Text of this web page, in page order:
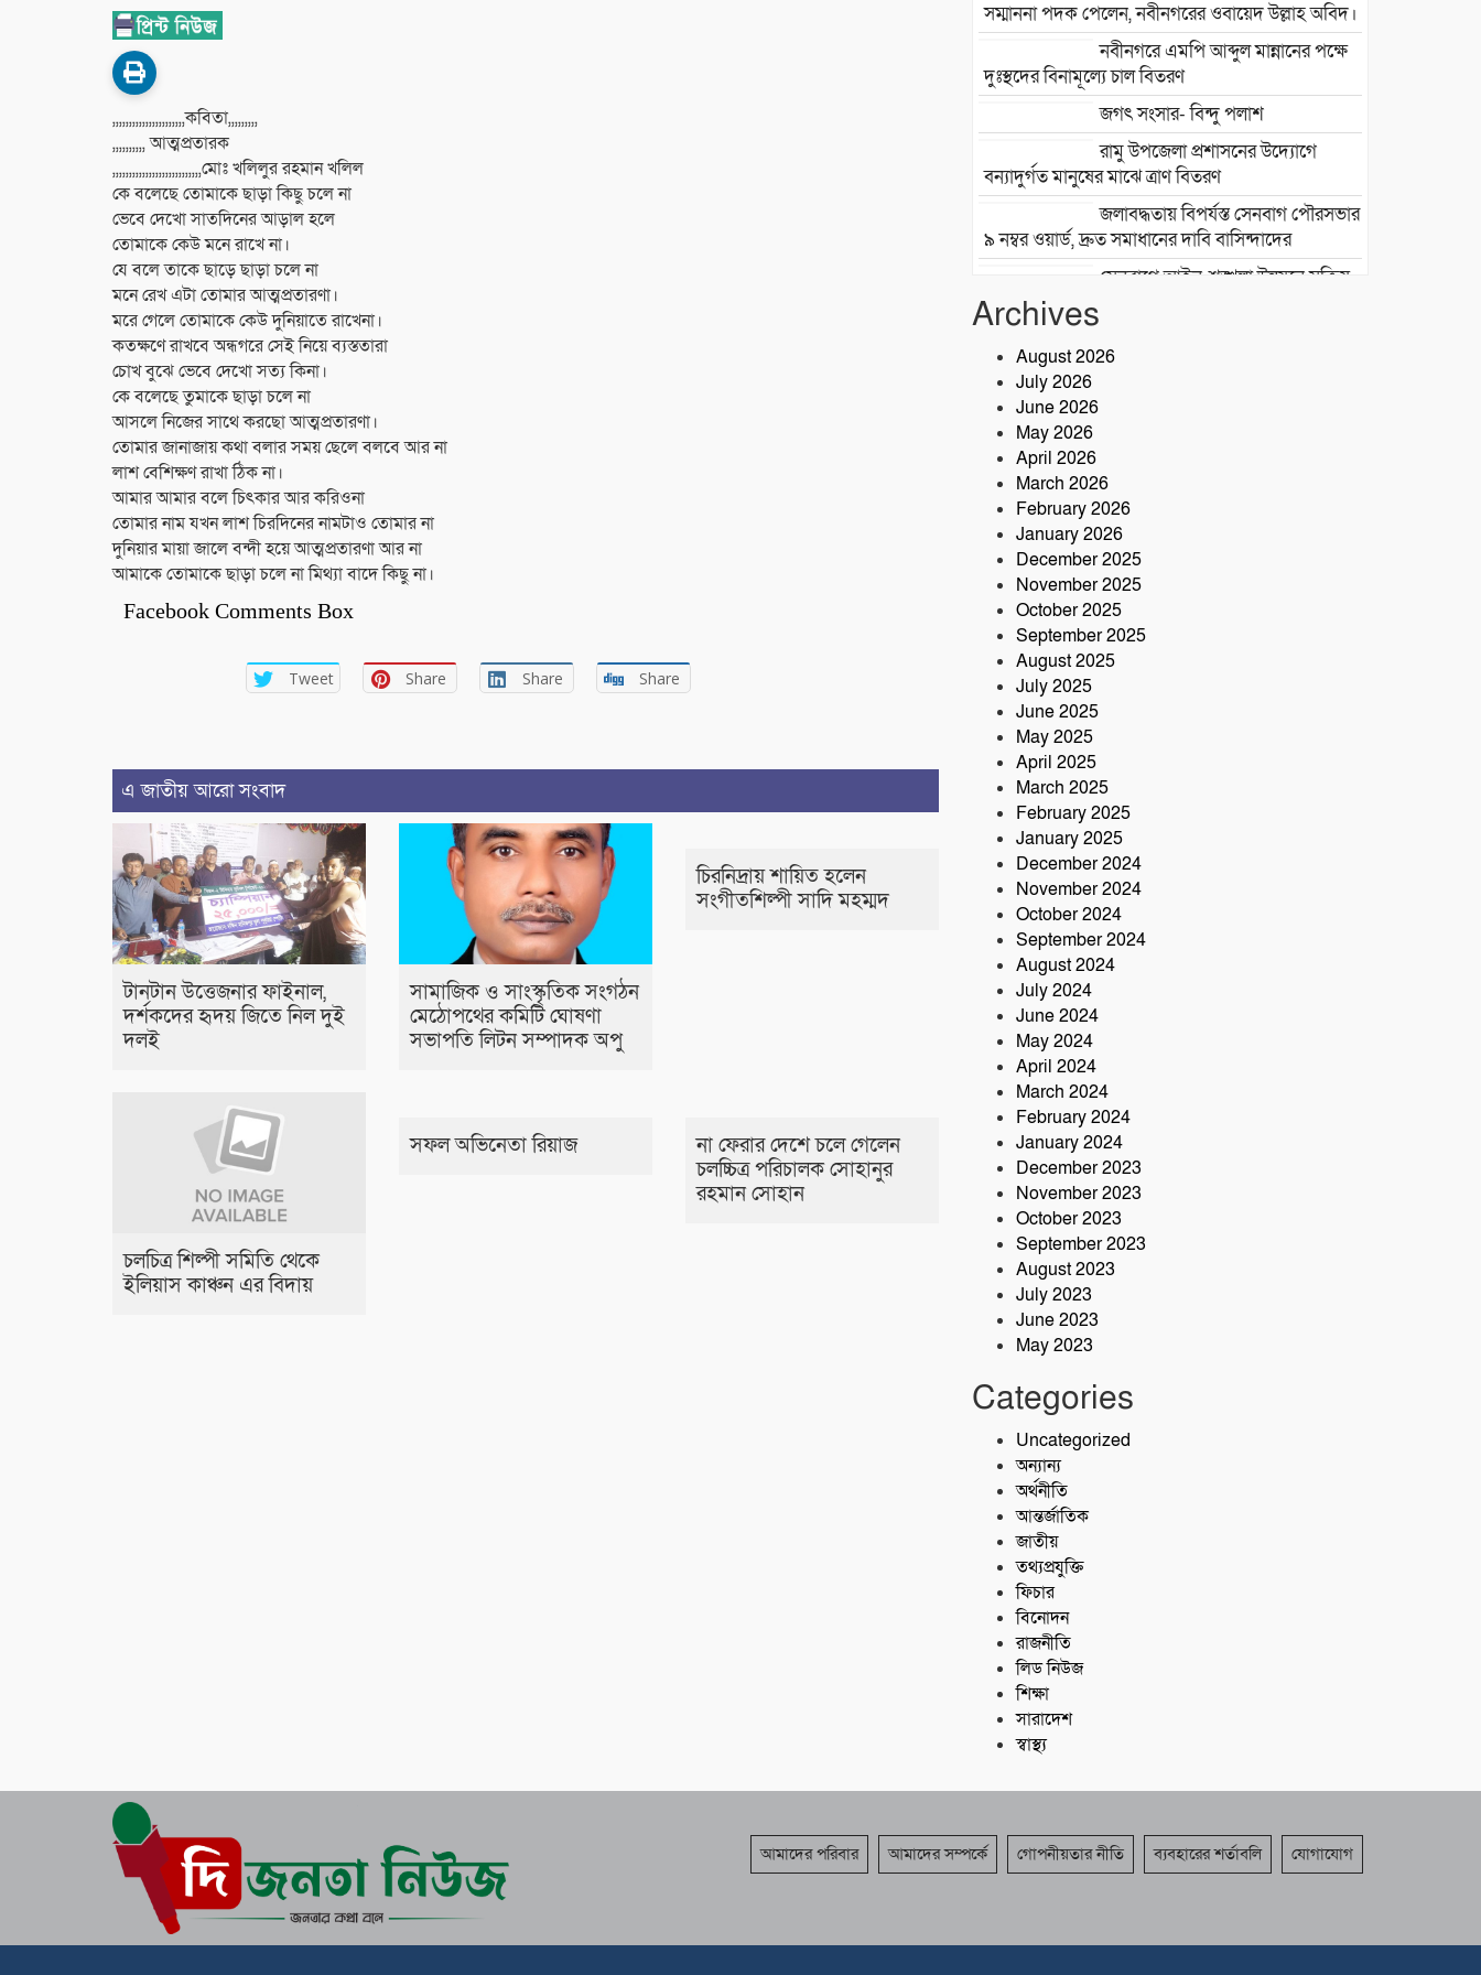
,,,,,,,,,,,,,,,,,,,,,,কবিতা,,,,,,,,,
,,,,,,,,,, আত্মপ্রতারক
,,,,,,,,,,,,,,,,,,,,,,,,,,,মোঃ খলিলুর রহমান খলিল
কে বলেছে তোমাকে ছাড়া কিছু চলে না
ভেবে দেখো সাতদিনের আড়াল হলে
তোমাকে কেউ মনে রাখে না।
যে বলে তাকে ছাড়ে ছাড়া চলে না
মনে রেখ এটা তোমার আত্মপ্রতারণা।
মরে গেলে তোমাকে কেউ দুনিয়াতে রাখেনা।
কতক্ষণে রাখবে অন্ধগরে সেই নিয়ে ব্যস্ততারা
চোখ বুঝে ভেবে দেখো সত্য কিনা।
কে বলেছে তুমাকে ছাড়া চলে না
আসলে নিজের সাথে করছো আত্মপ্রতারণা।
তোমার জানাজায় কথা বলার সময় ছেলে বলবে আর না
লাশ বেশিক্ষণ রাখা ঠিক না।
আমার আমার বলে চিৎকার আর করিওনা
তোমার নাম যখন লাশ চিরদিনের নামটাও তোমার না
দুনিয়ার মায়া জালে বন্দী হয়ে আত্মপ্রতারণা আর না
আমাকে তোমাকে ছাড়া চলে না মিথ্যা বাদে কিছু না।
Facebook Comments Box
Tweet Share Share Share
এ জাতীয় আরো সংবাদ
টানটান উত্তেজনার ফাইনাল,
দর্শকদের হৃদয় জিতে নিল দুই
দলই
সামাজিক ও সাংস্কৃতিক সংগঠন
মেঠোপথের কমিটি ঘোষণা
সভাপতি লিটন সম্পাদক অপু
চিরনিদ্রায় শায়িত হলেন
সংগীতশিল্পী সাদি মহম্মদ
চলচিত্র শিল্পী সমিতি থেকে
ইলিয়াস কাঞ্চন এর বিদায়
সফল অভিনেতা রিয়াজ
না ফেরার দেশে চলে গেলেন
চলচ্চিত্র পরিচালক সোহানুর
রহমান সোহান
সম্মাননা পদক পেলেন, নবীনগরের ওবায়েদ উল্লাহ অবিদ।
নবীনগরে এমপি আব্দুল মান্নানের পক্ষে
দুঃস্থদের বিনামূল্যে চাল বিতরণ
জগৎ সংসার- বিন্দু পলাশ
রামু উপজেলা প্রশাসনের উদ্যোগে
বন্যাদুর্গত মানুষের মাঝে ত্রাণ বিতরণ
জলাবদ্ধতায় বিপর্যস্ত সেনবাগ পৌরসভার
৯ নম্বর ওয়ার্ড, দ্রুত সমাধানের দাবি বাসিন্দাদের
সেনবাগে আইন-শৃঙ্খলা উন্নয়নে সক্রিয়
পুলিশ, নেতৃত্বে ওসি আবদুর রহিম
লোকনাথ ধামে ১৫ দিনব্যাপী তারকব্রহ্ম
Archives
August 2026
July 2026
June 2026
May 2026
April 2026
March 2026
February 2026
January 2026
December 2025
November 2025
October 2025
September 2025
August 2025
July 2025
June 2025
May 2025
April 2025
March 2025
February 2025
January 2025
December 2024
November 2024
October 2024
September 2024
August 2024
July 2024
June 2024
May 2024
April 2024
March 2024
February 2024
January 2024
December 2023
November 2023
October 2023
September 2023
August 2023
July 2023
June 2023
May 2023
Categories
Uncategorized
অন্যান্য
অর্থনীতি
আন্তর্জাতিক
জাতীয়
তথ্যপ্রযুক্তি
ফিচার
বিনোদন
রাজনীতি
লিড নিউজ
শিক্ষা
সারাদেশ
স্বাস্থ্য
আমাদের পরিবার আমাদের সম্পর্কে গোপনীয়তার নীতি ব্যবহারের শর্তাবলি যোগাযোগ